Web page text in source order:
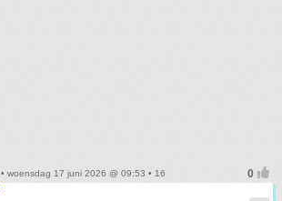
• woensdag 17 juni 2026 @ 09:53 • 16